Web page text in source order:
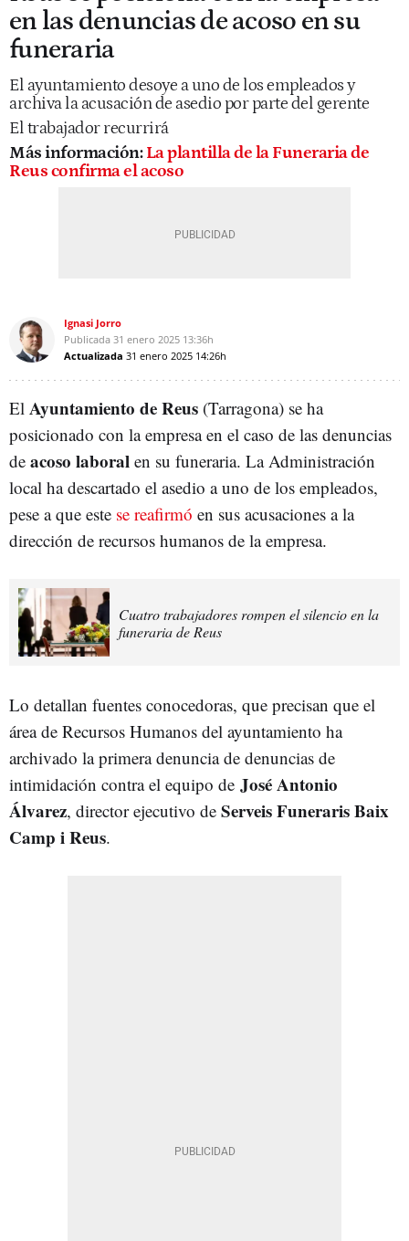
en las denuncias de acoso en su
funeraria
El ayuntamiento desoye a uno de los empleados y
archiva la acusación de asedio por parte del gerente
El trabajador recurrirá
Más información:La plantilla de la Funeraria de
Reus confirma el acoso
Ignasi Jorro
Publicada 31 enero 2025 13:36h
Actualizada 31 enero 2025 14:26h
El Ayuntamiento de Reus (Tarragona) se ha
posicionado con la empresa en el caso de las denuncias
de acoso laboral en su funeraria. La Administración
local ha descartado el asedio a uno de los empleados,
pese a que este se reafirmó en sus acusaciones a la
dirección de recursos humanos de la empresa.
Cuatro trabajadores rompen el silencio en la
funeraria de Reus
Lo detallan fuentes conocedoras, que precisan que el
área de Recursos Humanos del ayuntamiento ha
archivado la primera denuncia de denuncias de
intimidación contra el equipo de José Antonio
Álvarez, director ejecutivo de Serveis Funeraris Baix
Camp i Reus.